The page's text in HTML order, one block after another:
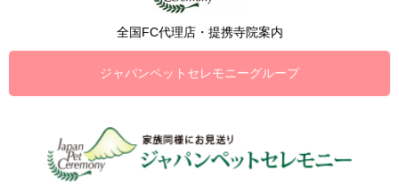
全国FC代理店・提携寺院案内
ジャパンペットセレモニーグループ